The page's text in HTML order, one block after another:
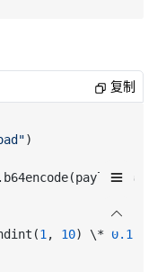
复制
)
1, 10) \* 0.1